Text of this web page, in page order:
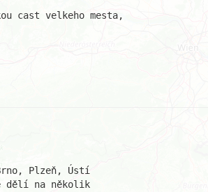
cast velkeho mesta,
Plzeň, Ústí
dělí na několik